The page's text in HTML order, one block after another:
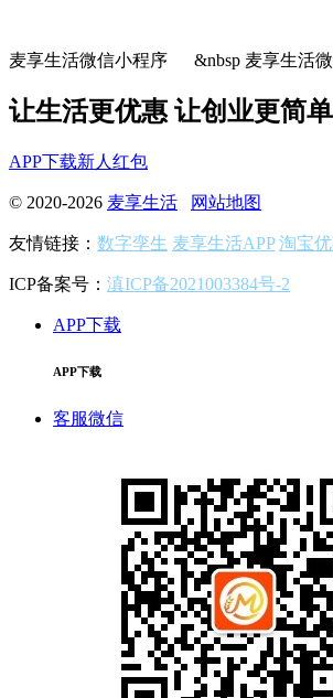
麦享生活微信小程序 &nbsp 麦享生活
让生活更优惠 让创业更简单
APP下载新人红包
© 2020-2026 麦享生活 网站地图
友情链接： 数字孪生 麦享生活APP 淘宝
ICP备案号： 滇ICP备2021003384号-2
APP下载
APP下载
客服微信